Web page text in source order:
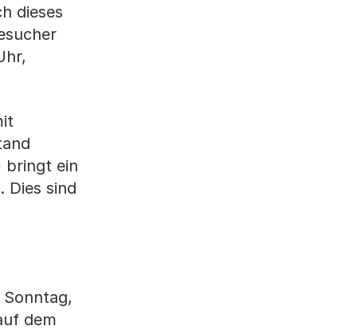
dieses
bringt ein
Dies sind
dem